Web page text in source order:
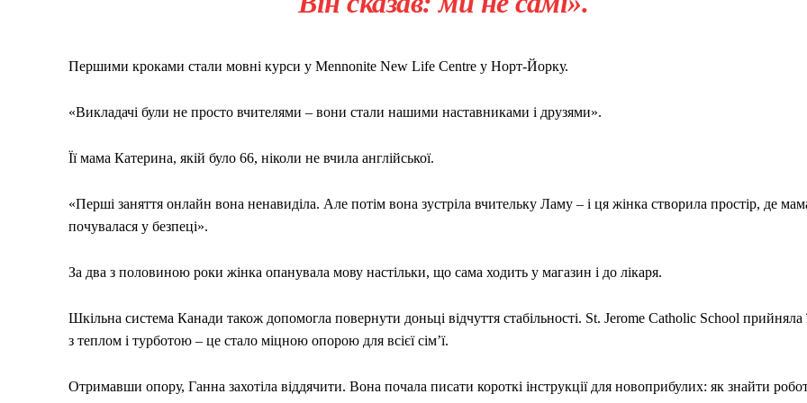
Першими кроками стали мовні курси у Mennonite New Life Centre у Норт-Йорку.
«Викладачі були не просто вчителями – вони стали нашими наставниками і друзями».
Її мама Катерина, якій було 66, ніколи не вчила англійської.
«Перші заняття онлайн вона ненавиділа. Але потім вона зустріла вчительку Ламу – і ця жінка створила простір, де
почувалася у безпеці».
За два з половиною роки жінка опанувала мову настільки, що сама ходить у магазин і до лікаря.
Шкільна система Канади також допомогла повернути доньці відчуття стабільності. St. Jerome Catholic School прийняла
з теплом і турботою – це стало міцною опорою для всієї сім’ї.
Отримавши опору, Ганна захотіла віддячити. Вона почала писати короткі інструкції для новоприбулих: як знайти